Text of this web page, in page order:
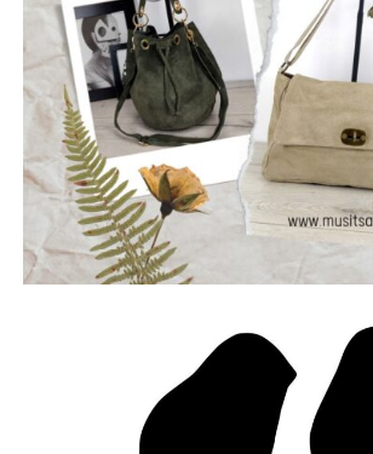
Η Πολιτική Προστασία δεν είναι μια
ενεργοποιείται μόνο όταν ξεσπάσει μια
μια συνεχής επένδυση στην ασφάλεια
των χωριών μας, των δασών μας και της
κληρονομιάς.
Η Ναυπακτία μπορεί και πρέπει να γίνει
στην πρόληψη και την αντιμετώπιση
καταστροφών.
Γιατί η καλύτερη πυρκαγιά είναι εκείνη